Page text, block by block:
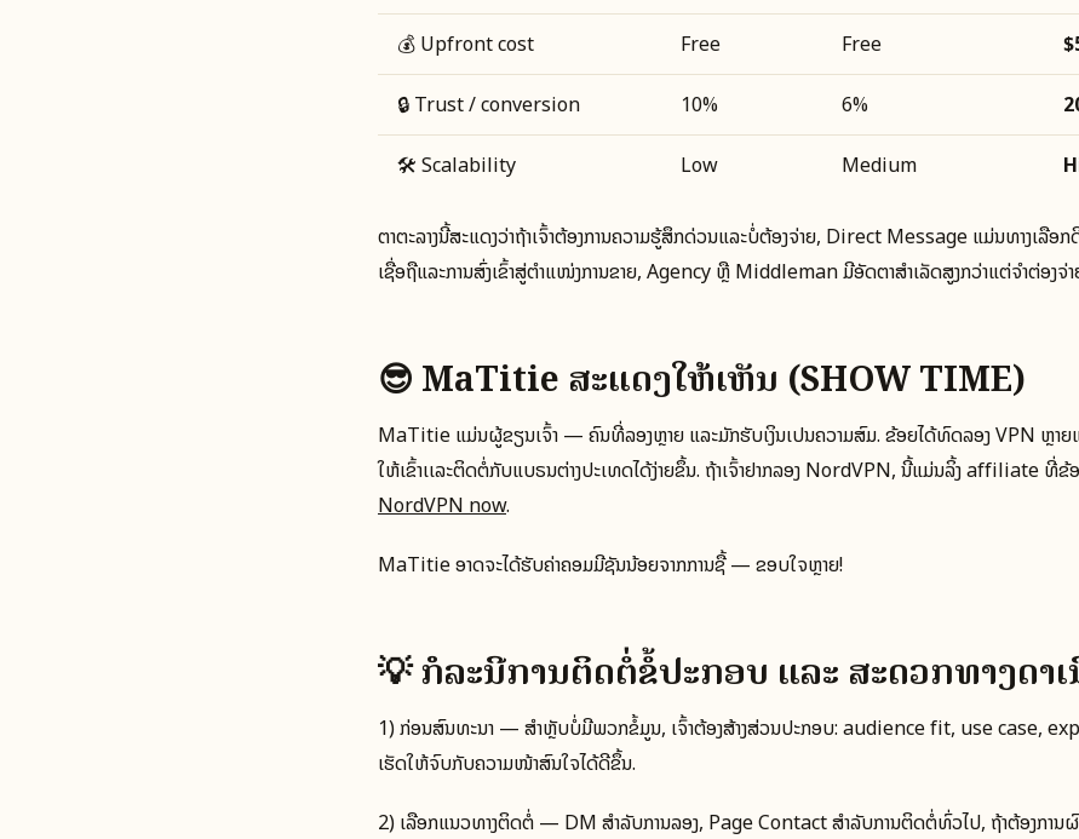
💰 Upfront cost
Free Free
🔒 Trust / conversion
10% 6%
🛠️ Scalability
Low Medium
ຕາຕະລາງນີ້ສະແດງວ່າຖ້າເຈົ້າຕ້ອງການຄວາມຮູ້ສຶກດ່ວນແລະບໍ່ຕ້ອງຈ່າຍ, Direct Message ແມ່ນທາງເລືອກ
ເຊື່ອຖືແລະການສົ່ງເຂົ້າສູ່ຕໍາແໜ່ງການຂາຍ, Agency ຫຼື Middleman ມີອັດຕາສໍາເລັດສູງກວ່າແຕ່ຈຳຕ່ອງຈ່
😎 MaTitie ສະແດງໃຫ້ເຫັນ (SHOW TIME)
MaTitie ແມ່ນຜູ້ຂຽນເຈົ້າ — ຄົນທີ່ລອງຫຼາຍ ແລະມັກຮັບເງິນເປັນຄວາມສົມ. ຂ້ອຍໄດ້ທົດລອງ VPN ຫຼາ
ໃຫ້ເຂົ້າເເລະຕິດຕໍ່ກັບແບຣນຕ່າງປະເທດໄດ້ງ່າຍຂຶ້ນ. ຖ້າເຈົ້າຢາກລອງ NordVPN, ນີ້ແມ່ນລິ້ງ affiliate ທີ່ຂ້
NordVPN now.
MaTitie ອາດຈະໄດ້ຮັບຄ່າຄອມມີຊັນນ້ອຍຈາກການຊື້ — ຂອບໃຈຫຼາຍ!
💡 ກໍລະນີການຕິດຕໍ່ຂໍ້ປະກອບ ແລະ ສະດວກທາງດຳ
1) ກ່ອນສົນທະນາ — ສຳຫຼັບບໍ່ມີພວກຂໍ້ມູນ, ເຈົ້າຕ້ອງສ້າງສ່ວນປະກອບ: audience fit, use case,
ເຮັດໃຫ້ຈົບກັບຄວາມໜ້າສົນໃຈໄດ້ດີຂຶ້ນ.
2) ເລືອກແນວທາງຕິດຕໍ່ — DM ສຳລັບການລອງ, Page Contact ສໍາລັບການຕິດຕໍ່ທົ່ວໄປ, ຖ້າຕ້ອງການ